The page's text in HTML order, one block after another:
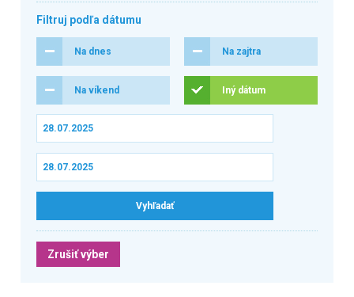
Filtruj podľa dátumu
Na dnes Na zajtra
Na víkend Iný dátum
Zrušiť výber